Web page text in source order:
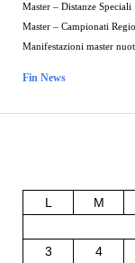
Master – Distanze Speciali
Master – Campionati
Manifestazioni master
Fin News
L M
3
4